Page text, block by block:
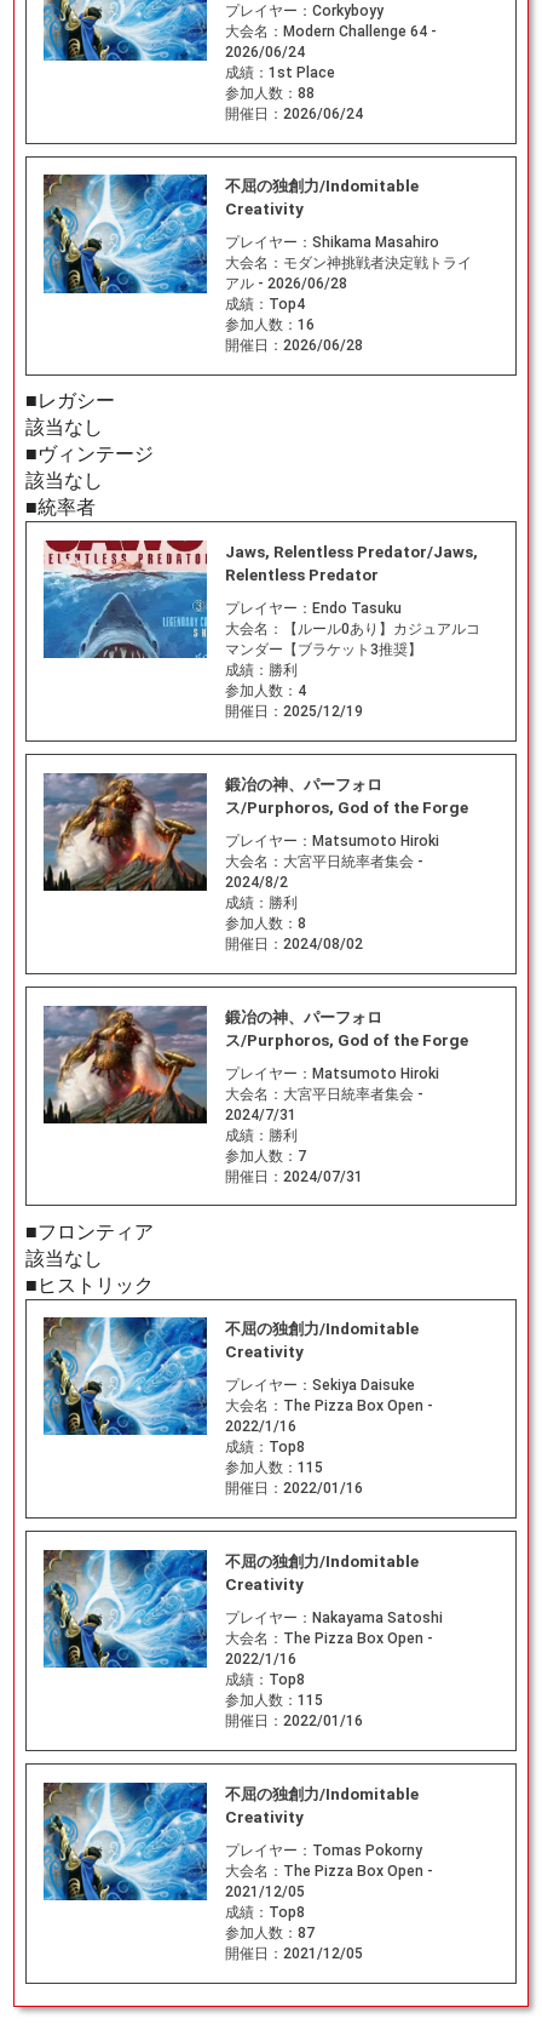
プレイヤー： Corkyboyy
大会名： Modern Challenge 64 -
2026/06/24
成績： 1st Place
参加人数： 88
開催日： 2026/06/24
不屈の独創力/Indomitable
Creativity
プレイヤー： Shikama Masahiro
大会名： モダン神挑戦者決定戦トライ
アル - 2026/06/28
成績： Top4
参加人数： 16
開催日： 2026/06/28
■レガシー
該当なし
■ヴィンテージ
該当なし
■統率者
Jaws, Relentless Predator/Jaws,
Relentless Predator
プレイヤー： Endo Tasuku
大会名：
【ルール0あり】カジュアルコ
マンダー【ブラケット3推奨】
成績： 勝利
参加人数： 4
開催日： 2025/12/19
鍛冶の神、パーフォロ
ス/Purphoros, God of the Forge
プレイヤー： Matsumoto Hiroki
大会名： 大宮平日統率者集会 -
2024/8/2
成績： 勝利
参加人数： 8
開催日： 2024/08/02
鍛冶の神、パーフォロ
ス/Purphoros, God of the Forge
プレイヤー： Matsumoto Hiroki
大会名： 大宮平日統率者集会 -
2024/7/31
成績： 勝利
参加人数： 7
開催日： 2024/07/31
■フロンティア
該当なし
■ヒストリック
不屈の独創力/Indomitable
Creativity
プレイヤー： Sekiya Daisuke
大会名： The Pizza Box Open -
2022/1/16
成績： Top8
参加人数： 115
開催日： 2022/01/16
不屈の独創力/Indomitable
Creativity
プレイヤー： Nakayama Satoshi
大会名： The Pizza Box Open -
2022/1/16
成績： Top8
参加人数： 115
開催日： 2022/01/16
不屈の独創力/Indomitable
Creativity
プレイヤー： Tomas Pokorny
大会名： The Pizza Box Open -
2021/12/05
成績： Top8
参加人数： 87
開催日： 2021/12/05